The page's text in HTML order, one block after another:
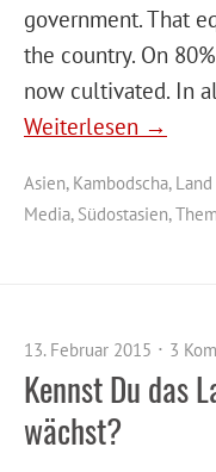
government. That
the country. On
now cultivated. In
Weiterlesen →
Asien, Kambodscha,
Media, Südostasien,
13. Februar 2015 3
Kennst Du das
wächst?